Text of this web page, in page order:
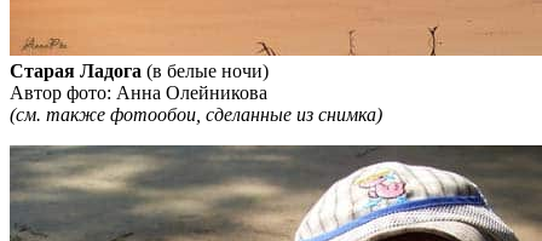
Старая Ладога (в белые ночи)
Автор фото: Анна Олейникова
(см. также фотообои , сделанные из снимка)